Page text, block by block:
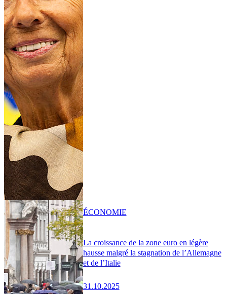
La croissance de la zone euro en légère
hausse malgré la stagnation de l’Allemagne
et de l’Italie
31.10.2025
ÉCONOMIE